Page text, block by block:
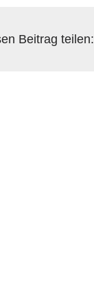
Beitrag teilen: